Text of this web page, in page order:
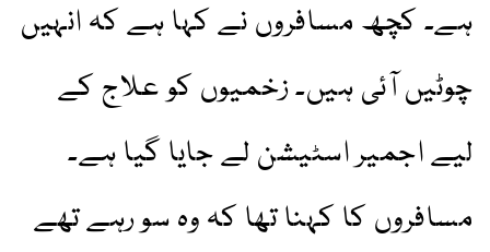
ہے۔ کچھ مسافروں نے کہا ہے کہ انہیں
چوٹیں آئی ہیں۔ زخمیوں کو علاج کے
لیے اجمیر اسٹیشن لے جایا گیا ہے۔
مسافروں کا کہنا تھا کہ وہ سو رہے تھے